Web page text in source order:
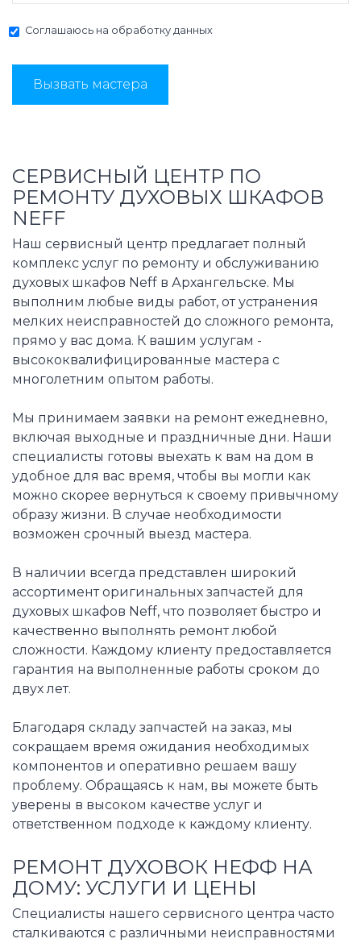
Соглашаюсь на обработку данных
Вызвать мастера
СЕРВИСНЫЙ ЦЕНТР ПО
РЕМОНТУ ДУХОВЫХ ШКАФОВ
NEFF
Наш сервисный центр предлагает полный
комплекс услуг по ремонту и обслуживанию
духовых шкафов Neff в Архангельске. Мы
выполним любые виды работ, от устранения
мелких неисправностей до сложного ремонта,
прямо у вас дома. К вашим услугам -
высококвалифицированные мастера с
многолетним опытом работы.
Мы принимаем заявки на ремонт ежедневно,
включая выходные и праздничные дни. Наши
специалисты готовы выехать к вам на дом в
удобное для вас время, чтобы вы могли как
можно скорее вернуться к своему привычному
образу жизни. В случае необходимости
возможен срочный выезд мастера.
В наличии всегда представлен широкий
ассортимент оригинальных запчастей для
духовых шкафов Neff, что позволяет быстро и
качественно выполнять ремонт любой
сложности. Каждому клиенту предоставляется
гарантия на выполненные работы сроком до
двух лет.
Благодаря складу запчастей на заказ, мы
сокращаем время ожидания необходимых
компонентов и оперативно решаем вашу
проблему. Обращаясь к нам, вы можете быть
уверены в высоком качестве услуг и
ответственном подходе к каждому клиенту.
РЕМОНТ ДУХОВОК НЕФФ НА
ДОМУ: УСЛУГИ И ЦЕНЫ
Специалисты нашего сервисного центра часто
сталкиваются с различными неисправностями